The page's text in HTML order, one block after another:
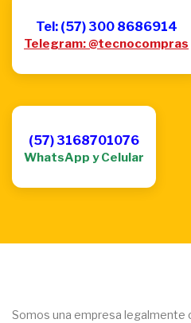
Tel: (57) 300 8686914
Telegram: @tecnocompras
(57) 3168701076
WhatsApp y Celular
Somos una empresa legalmente